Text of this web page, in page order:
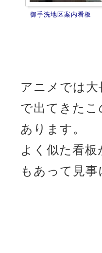
御手洗地区案内看板
アニメでは
で出てきた
あります。
よく似た看
もあって見